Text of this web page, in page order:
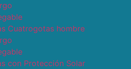
Cuatrogotas hombre
con Protección Solar